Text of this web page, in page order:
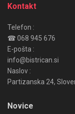
Kontakt
Telefon :
☎ 068 945 676
E-pošta :
info@bistrican.si
Naslov :
Partizanska 24,
Novice